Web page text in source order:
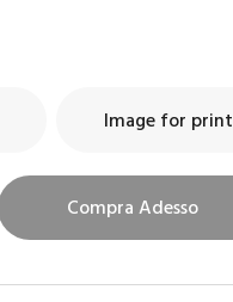
Image for print
Compra Adesso